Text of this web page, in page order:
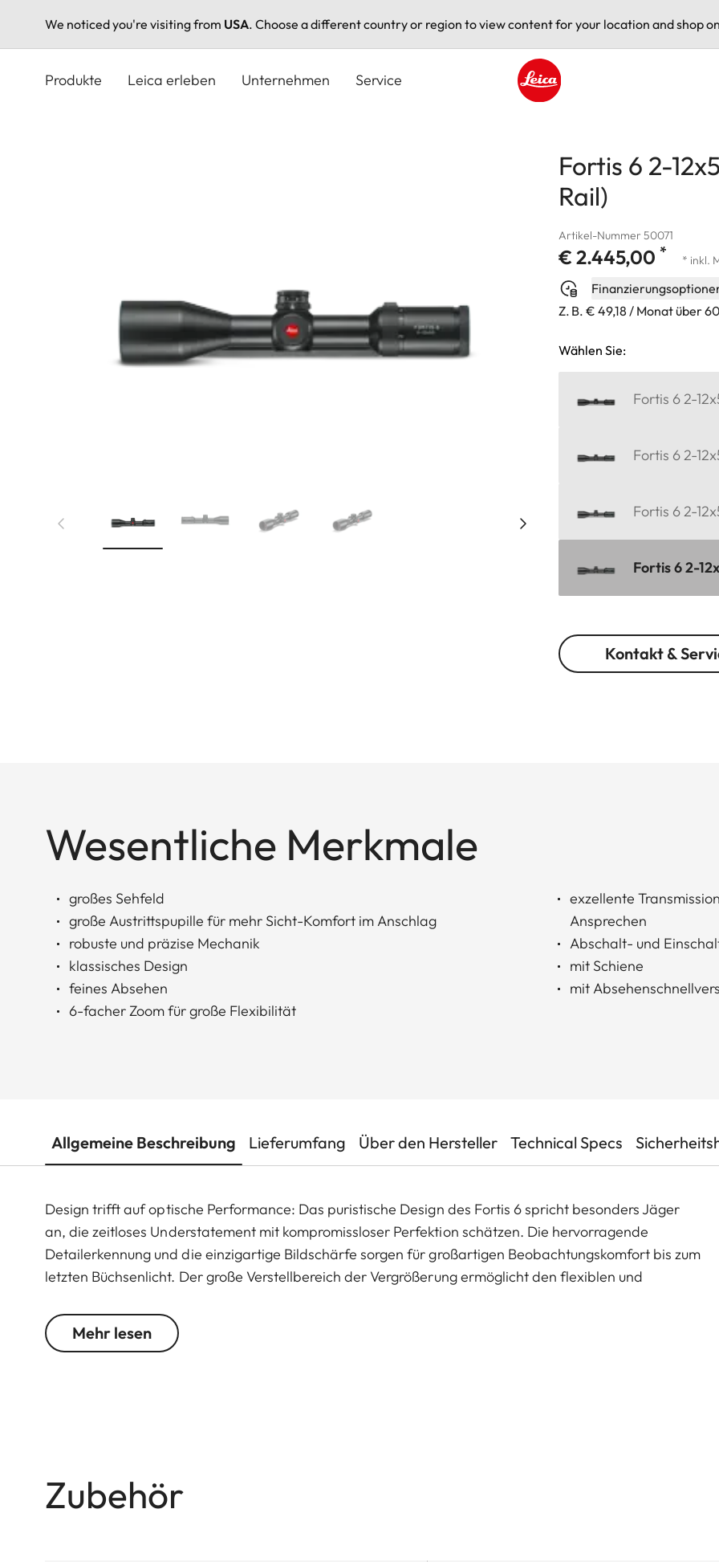
We noticed you're visiting from USA. Choose a different country or region to view content for your location and shop
Produkte Leica erleben Unternehmen Service
Fortis 6 2-
Rail)
Artikel-Nummer 50071
€ 2.445,00 * * inkl.
Z. B. € 49,18 / Monat über
Wählen Sie:
Fortis 6 2-
Fortis 6 2-
Fortis 6 2-
Fortis 6 2-
Kontakt &
Wesentliche Merkmale
großes Sehfeld
große Austrittspupille für mehr Sicht-Komfort im Anschlag
robuste und präzise Mechanik
klassisches Design
feines Absehen
6-facher Zoom für große Flexibilität
exzellente
Ansprechen
Abschalt- und
mit Schiene
mit
Allgemeine Beschreibung Lieferumfang Über den Hersteller Technical Specs
Design trifft auf optische Performance: Das puristische Design des Fortis 6 spricht besonders Jäger
an, die zeitloses Understatement mit kompromissloser Perfektion schätzen. Die hervorragende
Detailerkennung und die einzigartige Bildschärfe sorgen für großartigen Beobachtungskomfort bis zum
letzten Büchsenlicht. Der große Verstellbereich der Vergrößerung ermöglicht den flexiblen und
Mehr lesen
Zubehör